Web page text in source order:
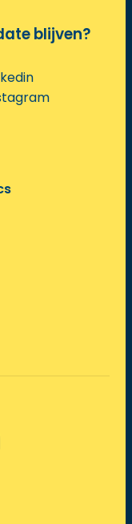
blijven?